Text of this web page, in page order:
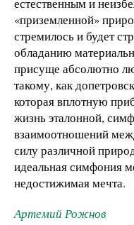
«приземленной»
стремилось и будет
обладанию
присуще абсолютно
такому, как
которая вплотную
жизнь эталонной,
взаимоотношений
силу различной
идеальная симфония
недостижимая мечта.
Артемий Рожнов